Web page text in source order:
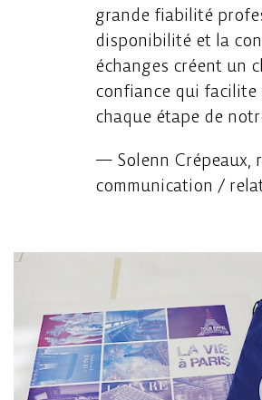
grande fiabilité
disponibilité et la
échanges créent un
confiance qui
chaque étape de
— Solenn Crépeaux,
communication /